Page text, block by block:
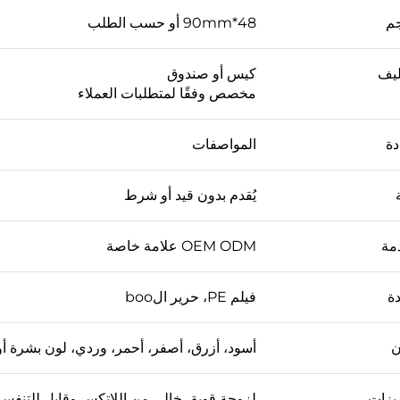
48*90mm أو حسب الطلب
كيس أو صندوق
مخصص وفقًا لمتطلبات العملاء
المواصفات
يُقدم بدون قيد أو شرط
OEM ODM علامة خاصة
فيلم PE، حرير الboo
أسود، أزرق، أصفر، أحمر، وردي، لون